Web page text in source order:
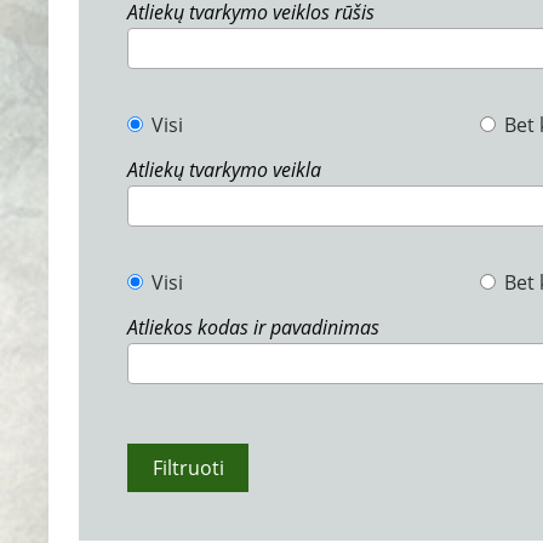
Atliekų tvarkymo veiklos rūšis
Visi
Bet
Atliekų tvarkymo veikla
Visi
Bet
Atliekos kodas ir pavadinimas
Filtruoti